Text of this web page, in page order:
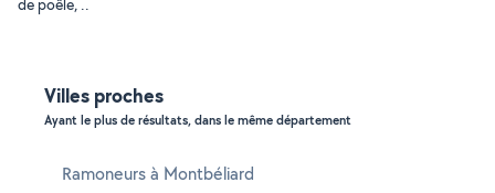
de poêle, ..
Villes proches
Ayant le plus de résultats, dans le même département
Ramoneurs à Montbéliard